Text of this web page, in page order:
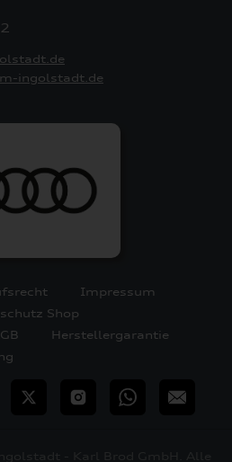
ingolstadt.de
Impressum
Shop
Herstellergarantie
Twitter InstagramWhatsApp
E-